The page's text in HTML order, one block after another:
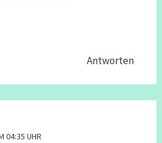
Antworten
04:35 UHR